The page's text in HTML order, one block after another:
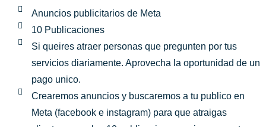
Anuncios publicitarios de Meta
10 Publicaciones
Si queires atraer personas que pregunten por tus
servicios diariamente. Aprovecha la oportunidad de un
pago unico.
Crearemos anuncios y buscaremos a tu publico en
Meta (facebook e instagram) para que atraigas